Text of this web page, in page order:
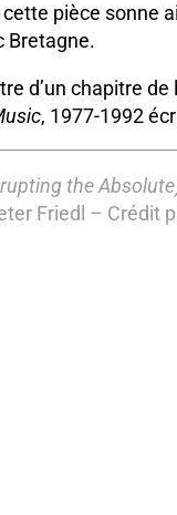
pièce sonne
Bretagne.
d’un chapitre
, 1977-1992
the
Friedl – Crédit